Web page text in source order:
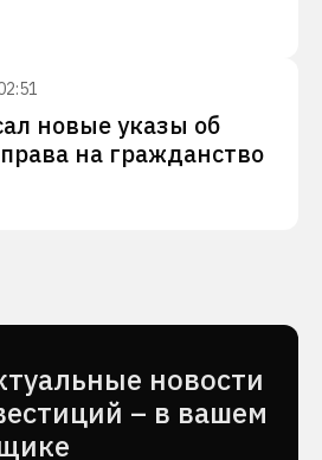
новые указы об
на гражданство
новости
– в вашем